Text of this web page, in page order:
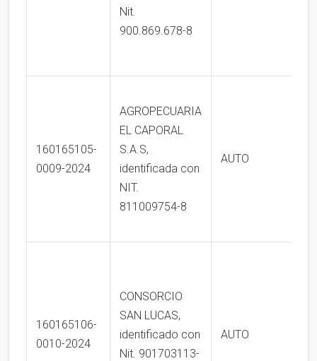
Nit.
900.869.678-8
160165105-
0009-2024
AGROPECUARIA
EL CAPORAL
S.A.S,
identificada con
NIT.
811009754-8
AUTO
160165106-
0010-2024
CONSORCIO
SAN LUCAS,
identificado con
Nit. 901703113-
AUTO